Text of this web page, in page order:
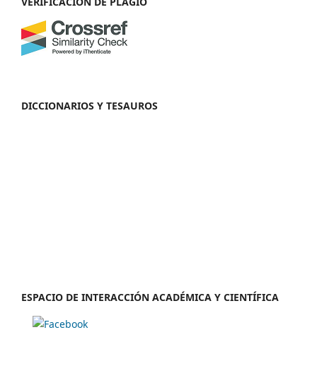
DICCIONARIOS Y TESAUROS
ESPACIO DE INTERACCIÓN ACADÉMICA Y CIENTÍFICA